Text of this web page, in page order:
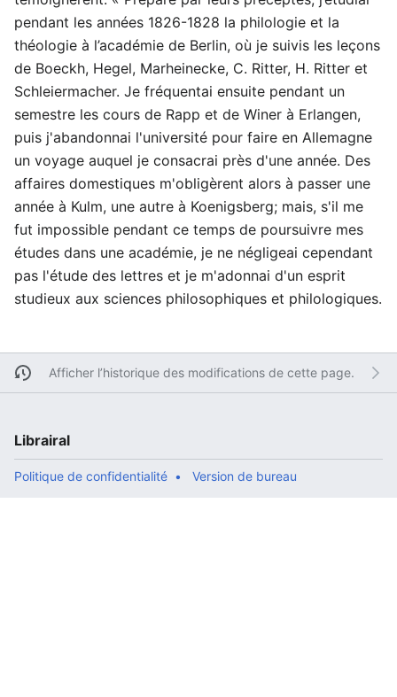
pendant les années 1826-1828 la philologie et la
théologie à l’académie de Berlin, où je suivis les leçons
de Boeckh, Hegel, Marheinecke, C. Ritter, H. Ritter et
Schleiermacher. Je fréquentai ensuite pendant un
semestre les cours de Rapp et de Winer à Erlangen,
puis j'abandonnai l'université pour faire en Allemagne
un voyage auquel je consacrai près d'une année. Des
affaires domestiques m'obligèrent alors à passer une
année à Kulm, une autre à Koenigsberg; mais, s'il me
fut impossible pendant ce temps de poursuivre mes
études dans une académie, je ne négligeai cependant
pas l'étude des lettres et je m'adonnai d'un esprit
studieux aux sciences philosophiques et philologiques.
Afficher l’historique des modifications de cette page.
Librairal
Politique de confidentialité Version de bureau